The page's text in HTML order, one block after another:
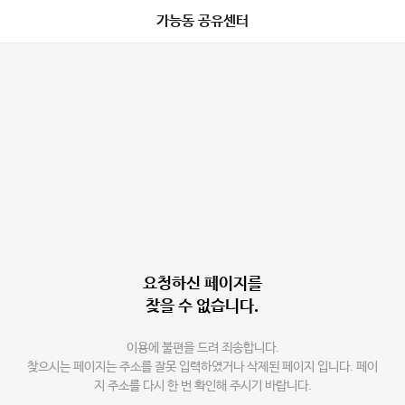
가능동 공유센터
요청하신 페이지를
찾을 수 없습니다.
이용에 불편을 드려 죄송합니다.
찾으시는 페이지는 주소를 잘못 입력하였거나 삭제된 페이지 입니다. 페이
지 주소를 다시 한 번 확인해 주시기 바랍니다.